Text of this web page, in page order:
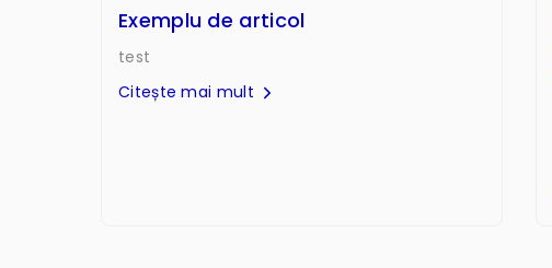
Exemplu de articol
test
Citește mai mult